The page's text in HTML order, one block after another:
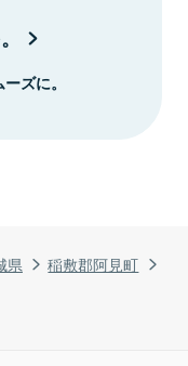
県
稲敷郡阿見町
ズに。